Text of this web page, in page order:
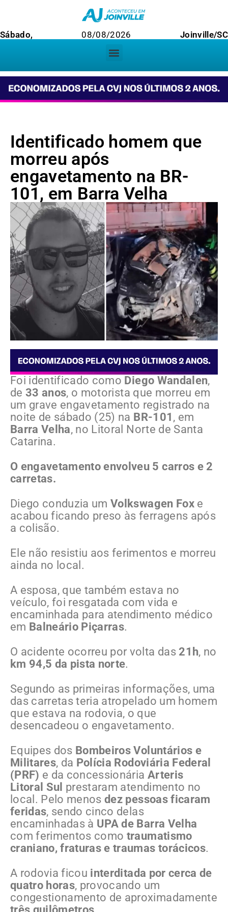
Sábado, 08/08/2026 Joinville/SC
Identificado homem que
morreu após
engavetamento na BR-
101, em Barra Velha
Foi identificado como Diego Wandalen,
de33 anos, o motorista que morreu em
um grave engavetamento registrado na
noite de sábado (25) na BR-101 , em
Barra Velha, no Litoral Norte de Santa
Catarina.
O engavetamento envolveu 5 carros e 2
carretas.
Diego conduzia umVolkswagen Foxe
acabou ficando preso às ferragens após
a colisão.
Ele não resistiu aos ferimentos e morreu
ainda no local.
A esposa, que também estava no
veículo, foi resgatada com vida e
encaminhada para atendimento médico
em Balneário Piçarras.
O acidente ocorreu por volta das 21h, no
km 94,5 da pista norte.
Segundo as primeiras informações, uma
das carretas teria atropelado um homem
que estava na rodovia, o que
desencadeou o engavetamento.
Equipes dos Bombeiros Voluntários e
Militares, da Polícia Rodoviária Federal
(PRF) e da concessionária Arteris
Litoral Sul prestaram atendimento no
local. Pelo menosdez pessoas ficaram
feridas, sendo cinco delas
encaminhadas à UPA de Barra Velha
com ferimentos como traumatismo
craniano, fraturas e traumas torácicos.
A rodovia ficou interditada por cerca de
quatro horas, provocando um
congestionamento de aproximadamente